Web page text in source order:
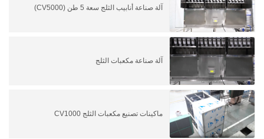
آلة صناعة أنابيب الثلج سعة 5 طن (CV5000)
آلة صناعة مكعبات الثلج
ماكينات تصنيع مكعبات الثلج CV1000